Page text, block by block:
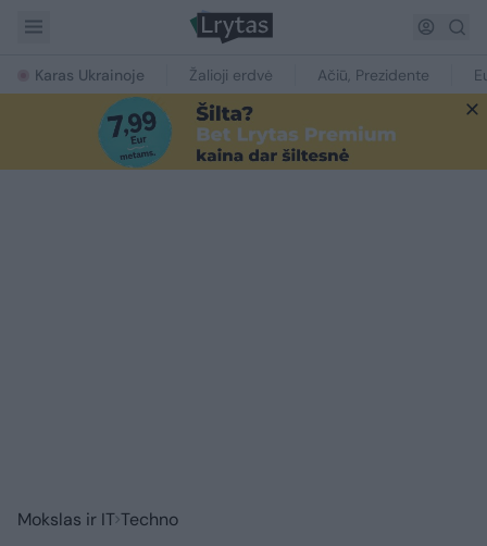
Karas Ukrainoje Žalioji erdvė Ačiū, Prezidente
Mokslas ir IT Techno